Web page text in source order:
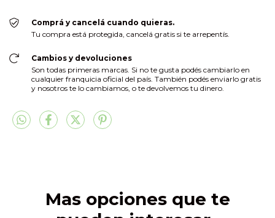
Comprá y cancelá cuando quieras.
Tu compra está protegida, cancelá gratis si te arrepentís.
Cambios y devoluciones
Son todas primeras marcas. Si no te gusta podés cambiarlo en
cualquier franquicia oficial del país. También podés enviarlo gratis
y nosotros te lo cambiamos, o te devolvemos tu dinero.
Mas opciones que te